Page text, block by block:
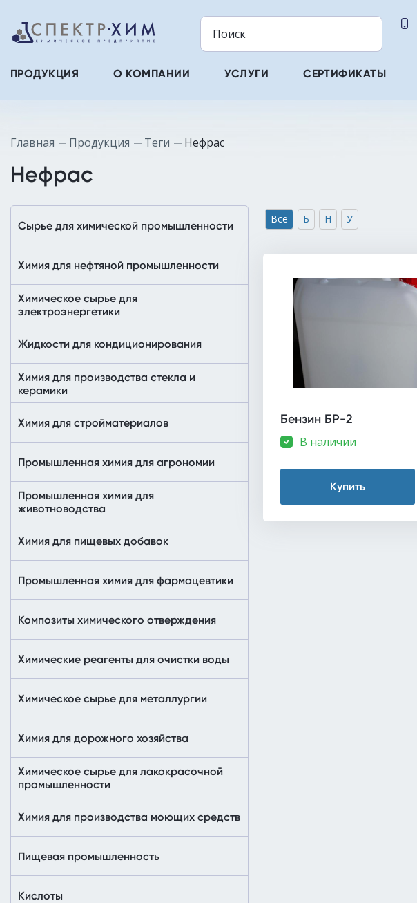
ПРОДУКЦИЯ О КОМПАНИИ УСЛУГИ СЕРТИФИКАТЫ
Главная Продукция Теги Нефрас
Нефрас
Сырье для химической промышленности
Химия для нефтяной промышленности
Химическое сырье для
электроэнергетики
Жидкости для кондиционирования
Химия для производства стекла и
керамики
Химия для стройматериалов
Промышленная химия для агрономии
Промышленная химия для
животноводства
Химия для пищевых добавок
Промышленная химия для фармацевтики
Композиты химического отверждения
Химические реагенты для очистки воды
Химическое сырье для металлургии
Химия для дорожного хозяйства
Химическое сырье для лакокрасочной
промышленности
Химия для производства моющих средств
Пищевая промышленность
Кислоты
Все Б Н У
Бензин БР-2
В наличии
Купить